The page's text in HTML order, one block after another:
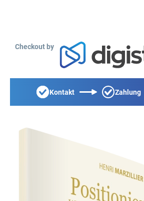
Checkout by
Kontakt Zahlung